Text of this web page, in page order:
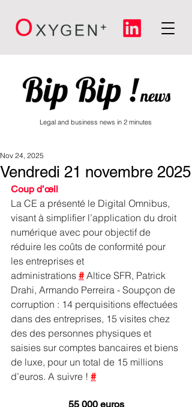
Legal and business news in 2 minutes
Vendredi 21 novembre 2025
Nov 24, 2025
Coup d’œil
La CE a présenté le Digital Omnibus,
visant à simplifier l’application du droit
numérique avec pour objectif de
réduire les coûts de conformité pour
les entreprises et
administrations # Altice SFR, Patrick
Drahi, Armando Perreira - Soupçon de
corruption : 14 perquisitions effectuées
dans des entreprises, 15 visites chez
des des personnes physiques et
saisies sur comptes bancaires et biens
de luxe, pour un total de 15 millions
d’euros. A suivre ! #
55 000 euros